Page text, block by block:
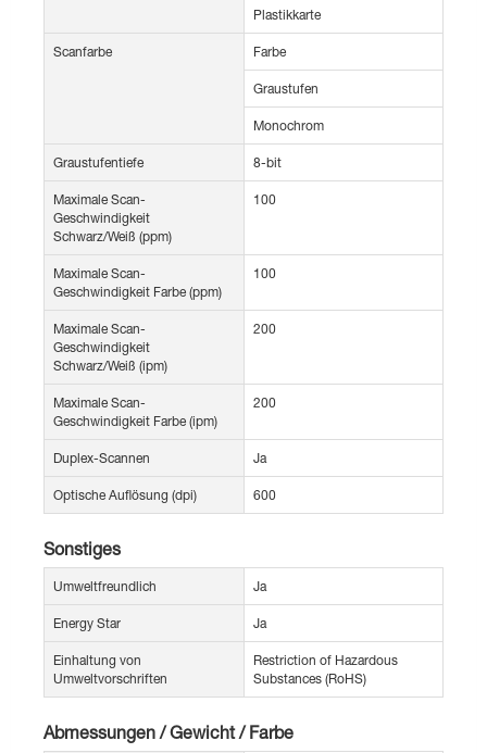
Plastikkarte
Scanfarbe Farbe
Graustufen
Monochrom
Graustufentiefe 8-bit
Maximale Scan-
Geschwindigkeit
Schwarz/Weiß (ppm)
100
Maximale Scan-
Geschwindigkeit Farbe (ppm)
100
Maximale Scan-
Geschwindigkeit
Schwarz/Weiß (ipm)
200
Maximale Scan-
Geschwindigkeit Farbe (ipm)
200
Duplex-Scannen Ja
Optische Auflösung (dpi) 600
Sonstiges
Umweltfreundlich Ja
Energy Star Ja
Einhaltung von
Umweltvorschriften
Restriction of Hazardous
Substances (RoHS)
Abmessungen / Gewicht / Farbe